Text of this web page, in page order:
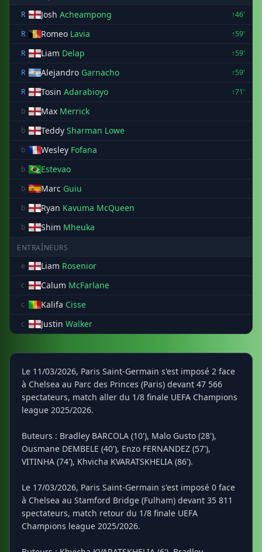
R
Josh Acheampong
↑46'
R
Romeo Lavia
↑59'
R
Liam Delap
↑59'
R
Alejandro Garnacho
↑59'
R
Tosin Adarabioyo
↑71'
b
Max Merrick
b Teddy Sharman Lowe
b Wesley Fofana
b Estevao
b Marc Guiu
b Ryan Kavuma McQueen
b Shim Mheuka
ENTRAÎNEURS
e
Liam Rosenior
c Calum McFarlane
c Kalifa Cisse
c Justin Walker
Le 11/03/2026, Paris Saint-Germain s'est imposé 2 face
à Chelsea au Parc des Princes (Paris) devant 47 566
spectateurs, match aller du 1/8 finale UEFA Champions
league 2025/2026.
Buteurs : Bradley BARCOLA (10'), Malo Gusto (28'),
Ousmane DEMBELE (40'), Enzo FERNANDEZ (57'),
VITINHA (74'), Khvicha KVARATSKHELIA (86').
Le 17/03/2026, Paris Saint-Germain s'est imposé 0 face
à Chelsea au Stamford Bridge (Fulham) devant 35 811
spectateurs, match retour du 1/8 finale UEFA
Champions league 2025/2026.